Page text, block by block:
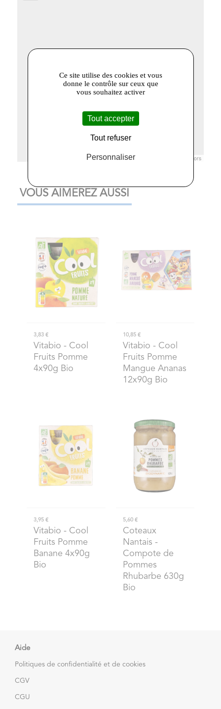
© Openstreetmap France | ©OpenStreetMap contributors
VOUS AIMEREZ AUSSI
3,83 €
Vitabio - Cool
Fruits Pomme
4x90g Bio
10,85 €
Vitabio - Cool
Fruits Pomme
Mangue Ananas
12x90g Bio
3,95 €
Vitabio - Cool
Fruits Pomme
Banane 4x90g
Bio
5,60 €
Coteaux
Nantais -
Compote de
Pommes
Rhubarbe 630g
Bio
Aide
Politiques de confidentialité et de cookies
CGV
CGU
Ce site utilise des cookies et vous
donne le contrôle sur ceux que
vous souhaitez activer
Tout accepter
Tout refuser
Personnaliser